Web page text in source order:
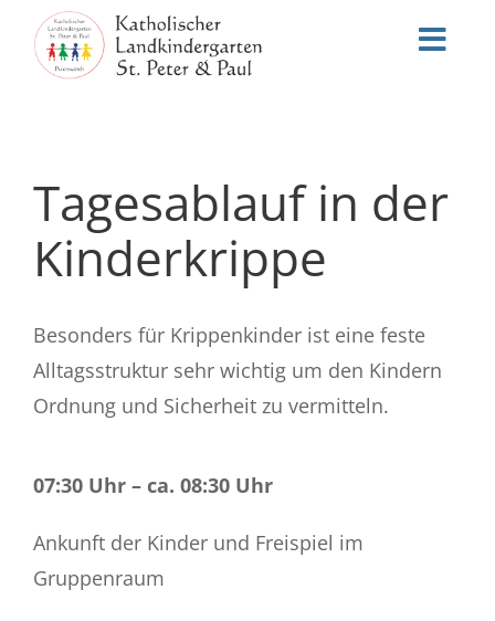
Inhalt
springen
Infos
Aktuelles
Team
Tagesablauf in der
Kinderkrippe
Besonders für Krippenkinder ist eine feste
Alltagsstruktur sehr wichtig um den Kindern
Ordnung und Sicherheit zu vermitteln.
07:30 Uhr – ca. 08:30 Uhr
Ankunft der Kinder und Freispiel im
Gruppenraum